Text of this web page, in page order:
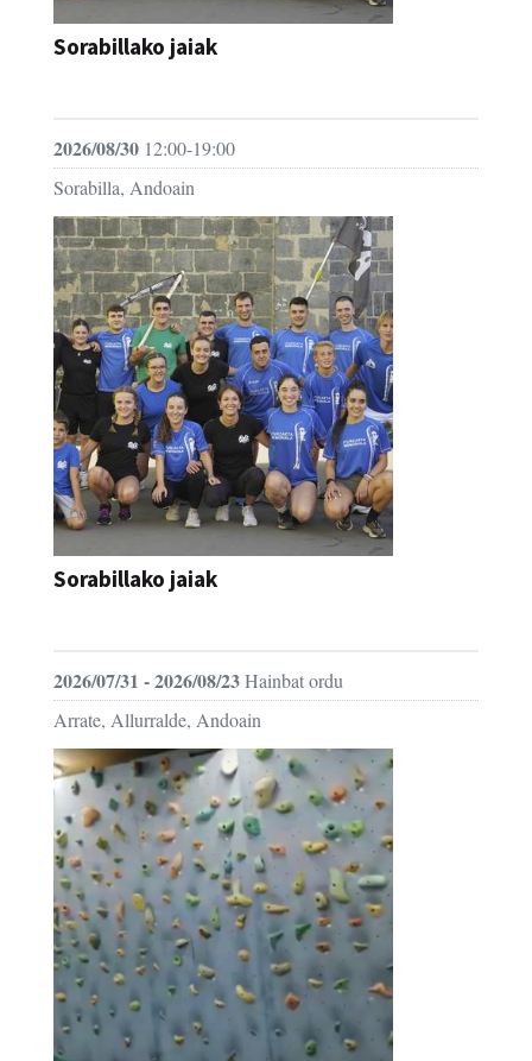
Sorabillako jaiak
2026/08/30 12:00-19:00
Sorabilla, Andoain
Sorabillako jaiak
2026/07/31 - 2026/08/23Hainbat ordu
Arrate, Allurralde, Andoain